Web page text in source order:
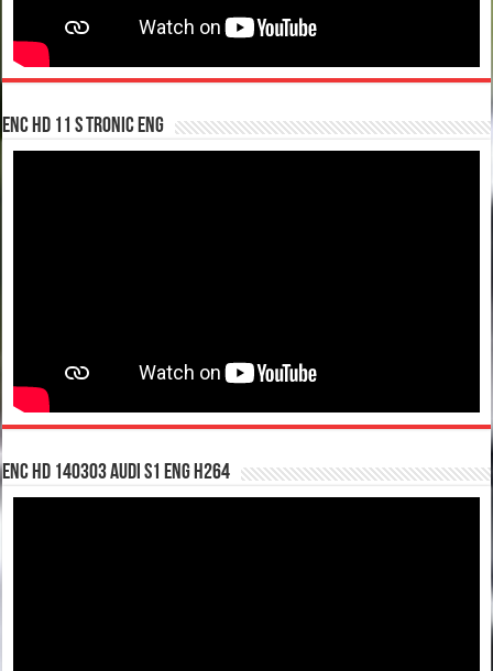
enc hd 11 S tronic ENG
enc hd 140303 Audi S1 ENG H264